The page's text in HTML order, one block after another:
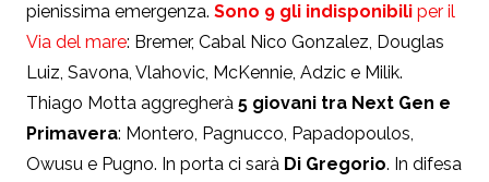
pienissima emergenza. Sono 9 gli indisponibili per il
Via del mare: Bremer, Cabal Nico Gonzalez, Douglas
Luiz, Savona, Vlahovic, McKennie, Adzic e Milik.
Thiago Motta aggregherà 5 giovani tra Next Gen e
Primavera: Montero, Pagnucco, Papadopoulos,
Owusu e Pugno. In porta ci sarà Di Gregorio. In difesa